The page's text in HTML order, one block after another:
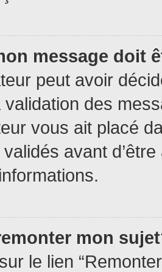
message doit
peut avoir
validation des
vous ait placé
avant
mon
le lien